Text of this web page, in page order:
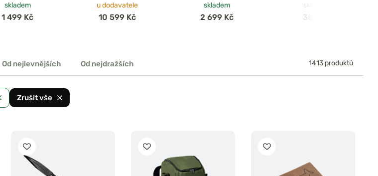
ZDARMA!
skladem
1 499 Kč
u dodavatele
10 599 Kč
skladem
2 699 Kč
skladem
389 Kč
Od nejlevnějších Od nejdražších 1413 produktů
Zrušit vše